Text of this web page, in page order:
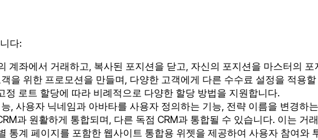
다:
계좌에서 거래하고, 복사된 포지션을 닫고, 자신의 포지션을 마스터의
을 위한 프로모션을 만들며, 다양한 고객에게 다른 수수료 설정을 적용
로트 할당에 따라 비례적으로 다양한 할당 방법을 지원합니다.
, 사용자 닉네임과 아바타를 사용자 정의하는 기능, 전략 이름을 변경하
과 원활하게 통합되며, 다른 독점 CRM과 통합될 수 있습니다. 이는 거
통계 페이지를 포함한 웹사이트 통합용 위젯을 제공하여 사용자 참여와